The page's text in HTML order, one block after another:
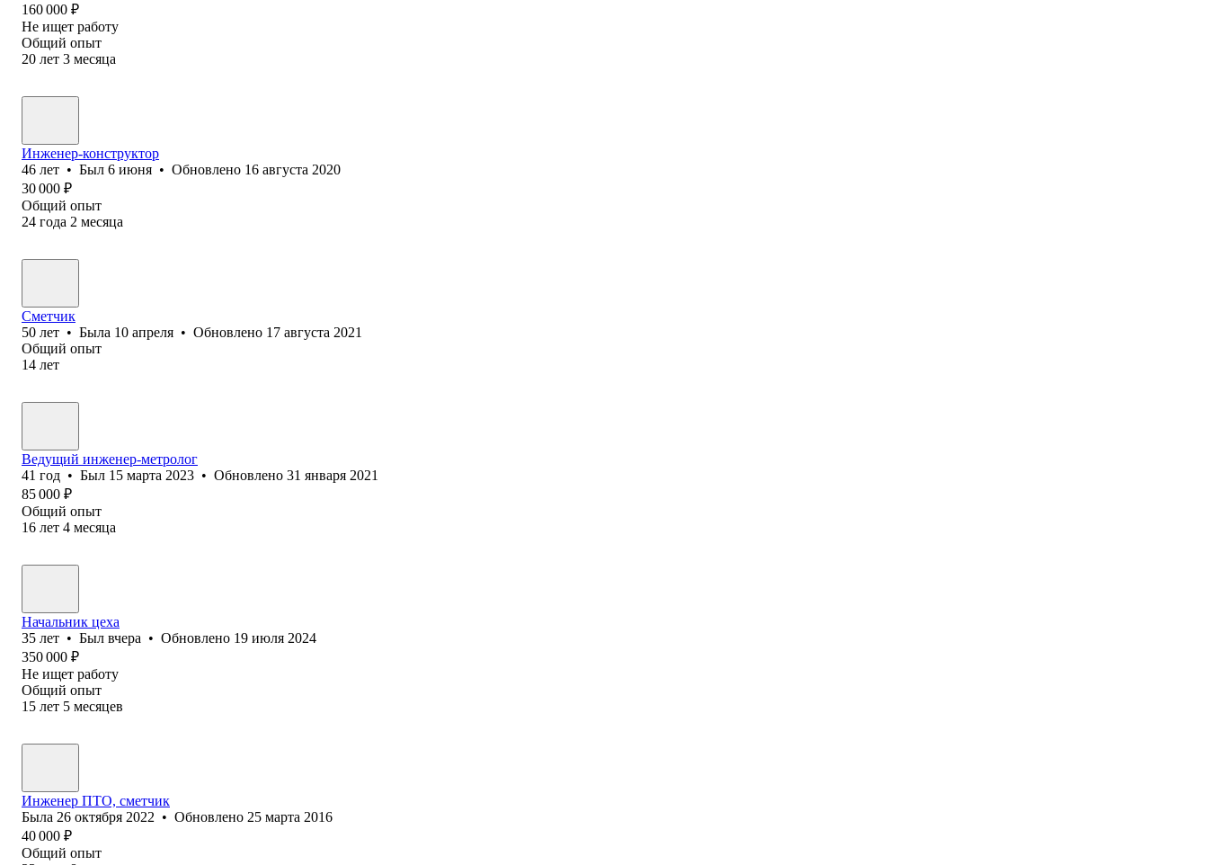
160 000 ₽
Не ищет работу
Общий опыт
20 лет 3 месяца
Инженер-конструктор
46 лет • Был 6 июня • Обновлено 16 августа 2020
30 000 ₽
Общий опыт
24 года 2 месяца
Сметчик
50 лет • Была 10 апреля • Обновлено 17 августа 2021
Общий опыт
14 лет
Ведущий инженер-метролог
41 год • Был 15 марта 2023 • Обновлено 31 января 2021
85 000 ₽
Общий опыт
16 лет 4 месяца
Начальник цеха
35 лет • Был вчера • Обновлено 19 июля 2024
350 000 ₽
Не ищет работу
Общий опыт
15 лет 5 месяцев
Инженер ПТО, сметчик
Была 26 октября 2022 • Обновлено 25 марта 2016
40 000 ₽
Общий опыт